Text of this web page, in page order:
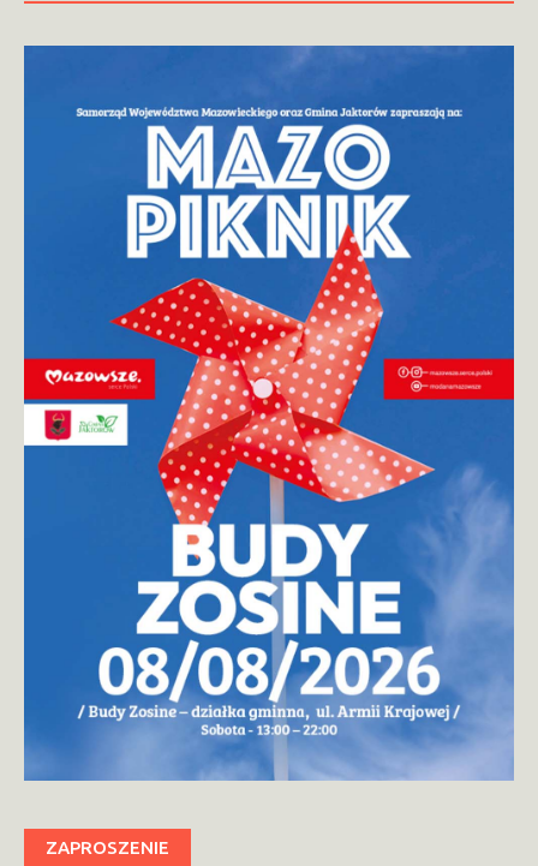
ZAPROSZENIE